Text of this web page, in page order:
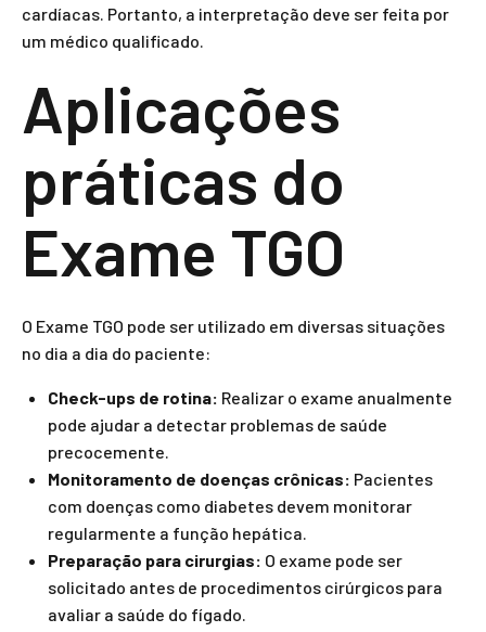
cardíacas. Portanto, a interpretação deve ser feita por
um médico qualificado.
Aplicações
práticas do
Exame TGO
O Exame TGO pode ser utilizado em diversas situações
no dia a dia do paciente:
Check-ups de rotina: Realizar o exame anualmente
pode ajudar a detectar problemas de saúde
precocemente.
Monitoramento de doenças crônicas: Pacientes
com doenças como diabetes devem monitorar
regularmente a função hepática.
Preparação para cirurgias: O exame pode ser
solicitado antes de procedimentos cirúrgicos para
avaliar a saúde do fígado.